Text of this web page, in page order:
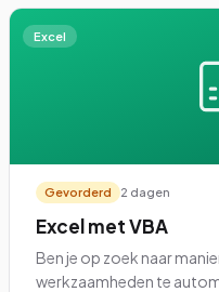
Excel
Gevorderd 2 dagen
Excel met VBA
Ben je op zoek naar
werkzaamheden te